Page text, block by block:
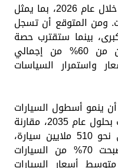
الكهربائية إلى 23 مليون سيارة خلال عام 2026، بما يمثل
ومن المتوقع أن تسجل
بينما ستقترب حصة
السيارات الكهربائية في الصين من 60% من إجمالي
واستمرار السياسات
ينمو أسطول السيارات
الكهربائية بأكثر من ستة أضعاف بحلول عام 2035، مقارنة
بمستويات عام 2025، ليصل إلى نحو 510 ملايين سيارة،
مشيرًا إلى أنه في الصين، أصبحت 70% من السيارات
أسعار السيارات